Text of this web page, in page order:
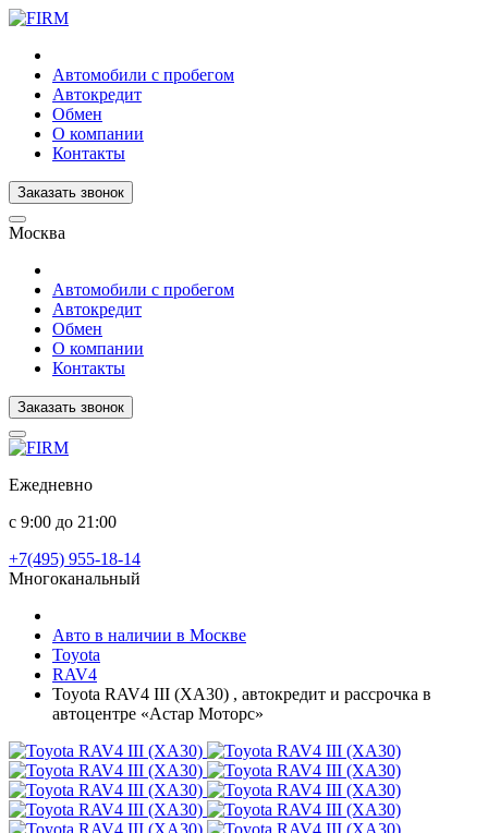
Автомобили с пробегом
Автокредит
Обмен
О компании
Контакты
Заказать звонок
Москва
Автомобили с пробегом
Автокредит
Обмен
О компании
Контакты
Заказать звонок
Ежедневно
с 9:00 до 21:00
+7(495) 955-18-14
Многоканальный
Авто в наличии в Москве
Toyota
RAV4
Toyota RAV4 III (XA30) , автокредит и рассрочка в
автоцентре «Астар Моторс»